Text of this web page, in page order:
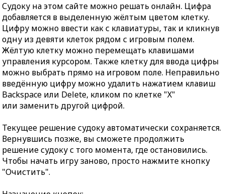
Судоку на этом сайте можно решать онлайн. Цифра
добавляется в выделенную жёлтым цветом клетку.
Цифру можно ввести как с клавиатуры, так и кликнув
одну из девяти клеток рядом с игровым полем.
Жёлтую клетку можно перемещать клавишами
управления курсором. Также клетку для ввода цифры
можно выбрать прямо на игровом поле. Неправильно
введённую цифру можно удалить нажатием клавиш
Backspace или Delete, кликом по клетке "X"
или заменить другой цифрой.
Текущее решение судоку автоматически сохраняется.
Вернувшись позже, вы сможете продолжить
решение судоку с того момента, где остановились.
Чтобы начать игру заново, просто нажмите кнопку
"Очистить".